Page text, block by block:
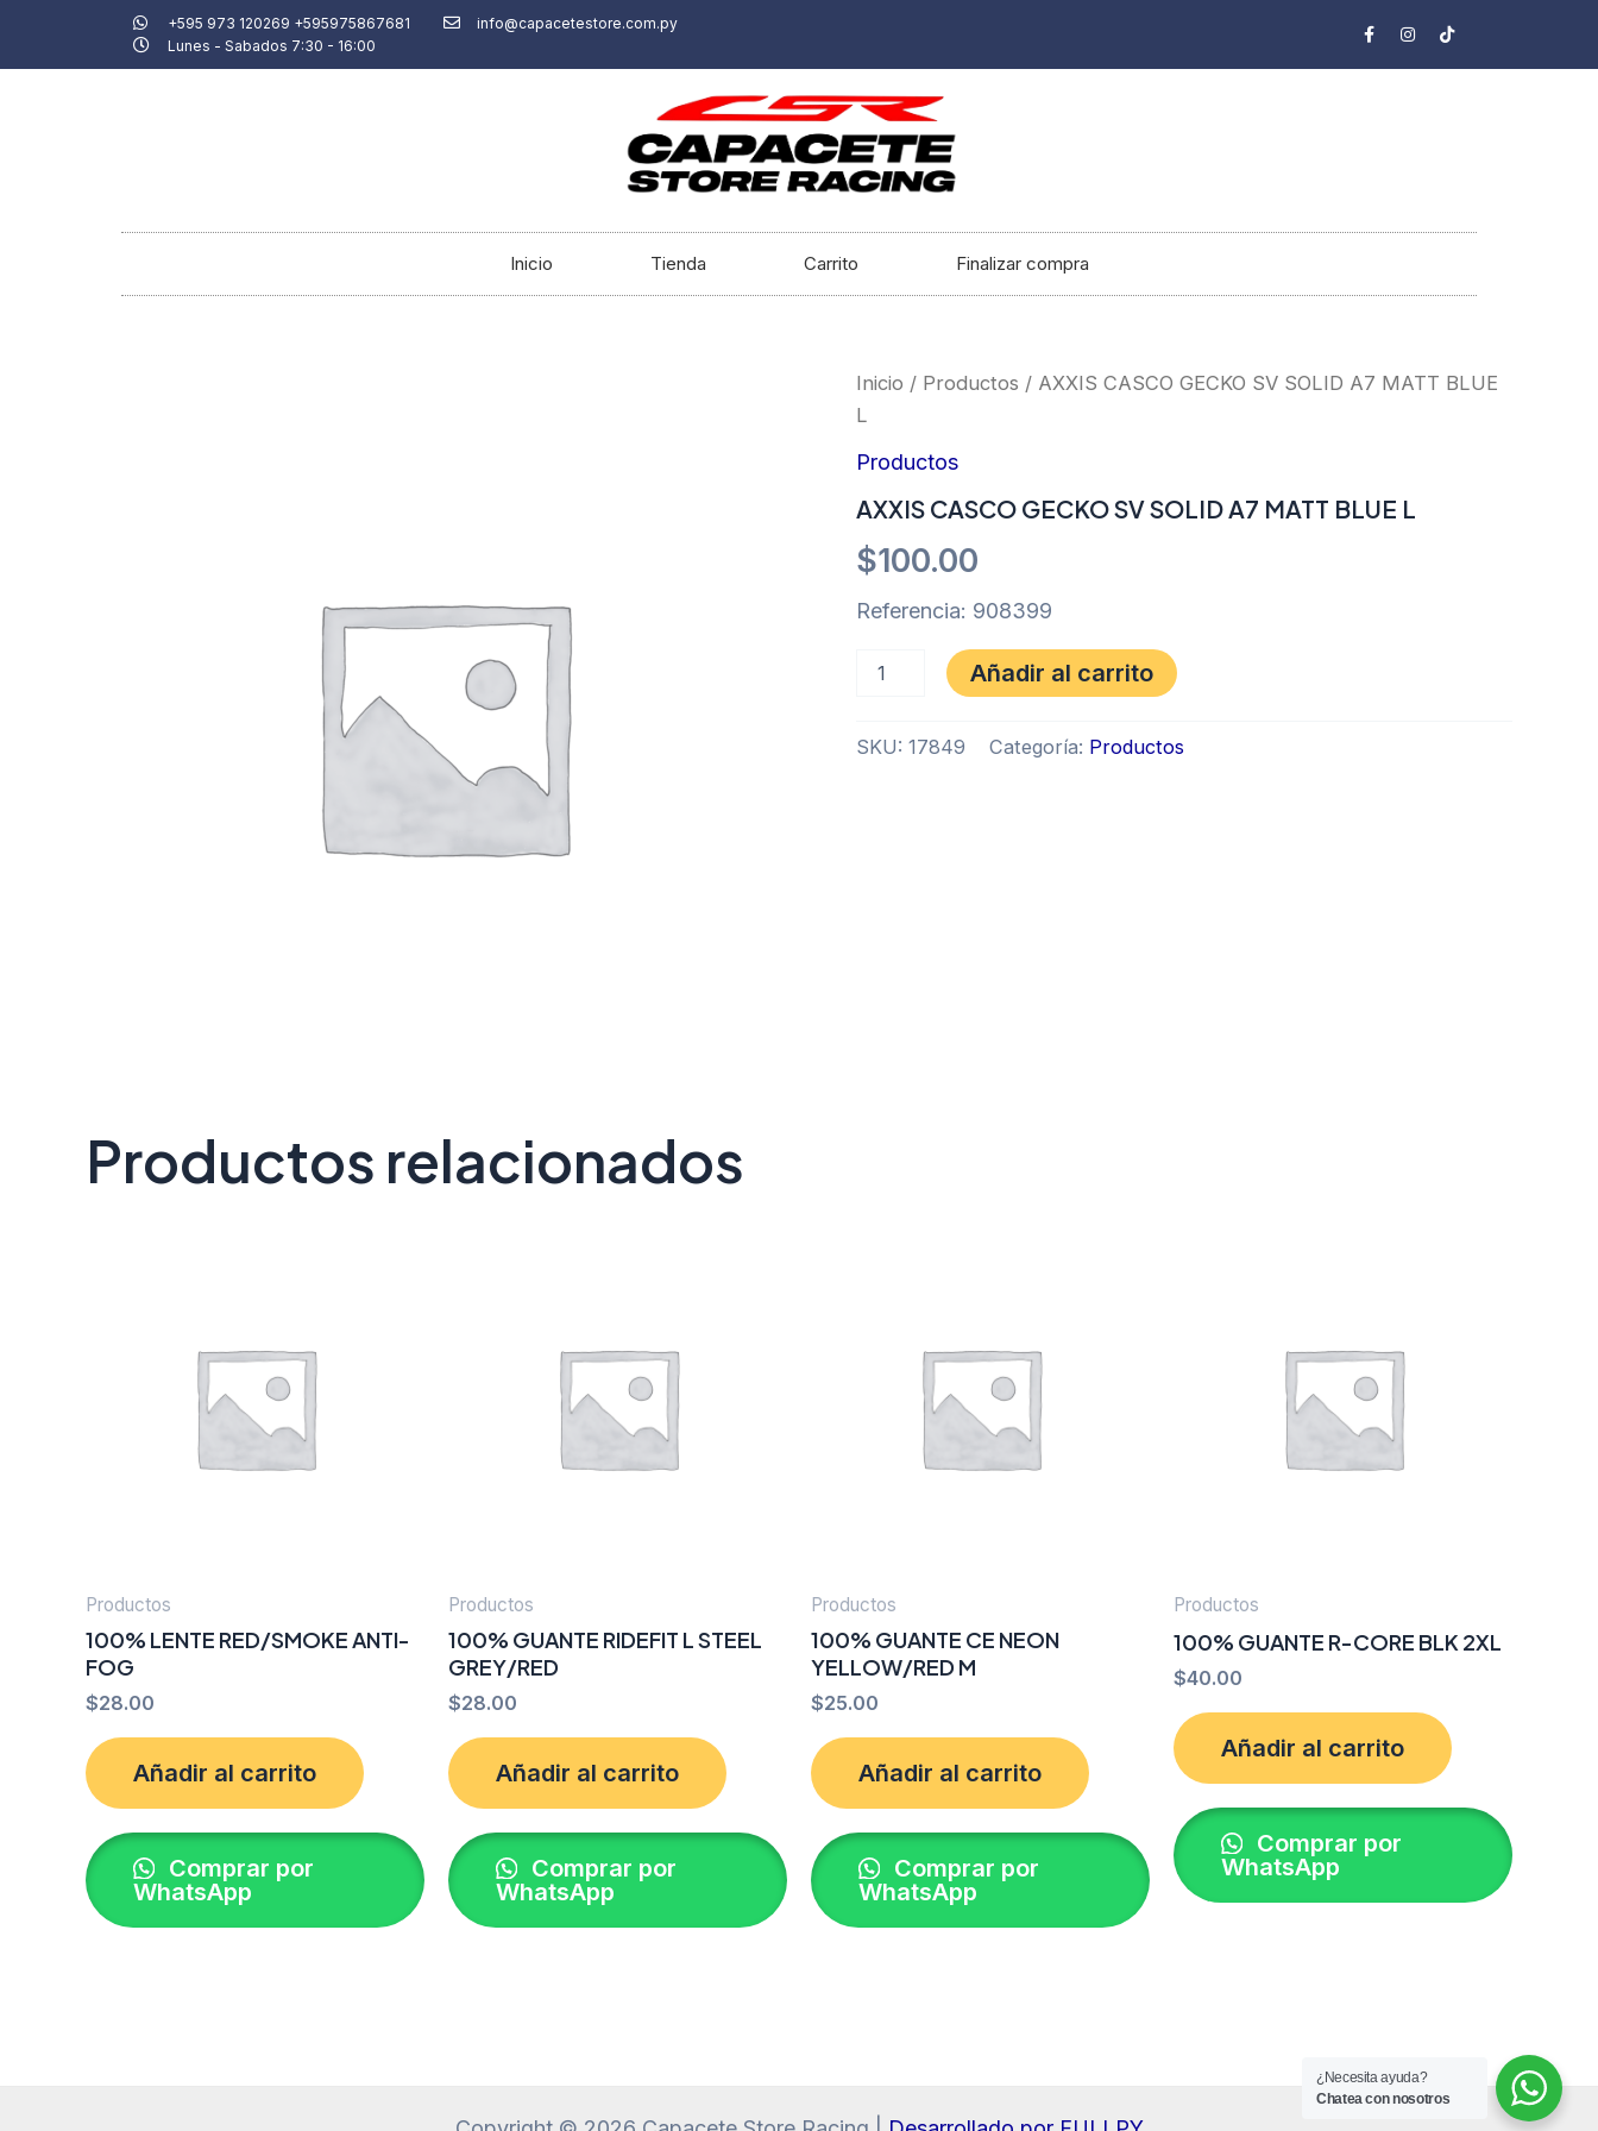
+595 973 120269 +595975867681
info@capacetestore.com.py
Lunes - Sabados 7:30 - 16:00
F
a
e
I
n
t
T
i
t
Inicio Tienda Carrito Finalizar compra
Inicio / Productos / AXXIS CASCO GECKO SV SOLID A7 MATT BLUE
L
Productos
AXXIS CASCO GECKO SV SOLID A7 MATT BLUE L
$100.00
Referencia: 908399
AXXIS
GECKO
SOLID
A7
MATT
BLUE
L
Añadir al carrito
SKU: 17849 Categoría: Productos
Productos relacionados
Productos
100% LENTE RED/SMOKE ANTI-
FOG
$28.00
Añadir al carrito
Comprar por
WhatsApp
Productos
100% GUANTE RIDEFIT L STEEL
GREY/RED
$28.00
Añadir al carrito
Comprar por
WhatsApp
Productos
100% GUANTE CE NEON
YELLOW/RED M
$25.00
Añadir al carrito
Comprar por
WhatsApp
Productos
100% GUANTE R-CORE BLK 2XL
$40.00
Añadir al carrito
Comprar por
WhatsApp
¿Necesita ayuda?
Chatea con nosotros